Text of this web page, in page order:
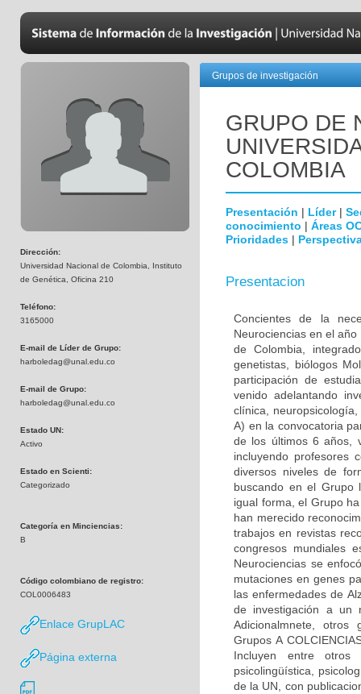
Dirección:
Universidad Nacional de Colombia, Instituto
de Genética, Oficina 210
Teléfono:
3165000
E-mail de Líder de Grupo:
harboledag@unal.edu.co
E-mail de Grupo:
harboledag@unal.edu.co
Estado UN:
Activo
Estado en Scienti:
Categorizado
Categoría en Minciencias:
B
Código colombiano de registro:
COL0006483
Enlace GrupLAC
Página externa
Grupos de investigación
GRUPO DE
COLOMBIA
Presentación | Líder|
conocimiento | Áreas
Prioridades |
Presentacion
Concientes de la
Neurociencias en el
de Colombia,
genetistas, biólogos
participación de
venido adelantando
clínica,
A) en la convocatoria
de los últimos 6 años,
incluyendo profesores
diversos niveles de
buscando en el Grupo
igual forma, el Grupo
han merecido
trabajos en revistas
congresos mundiales
Neurociencias se
mutaciones en genes
las enfermedades de
de investigación a un
Adicionalmnete, otros
Grupos A
Incluyen entre otros
psicolingüística,
de la UN, con